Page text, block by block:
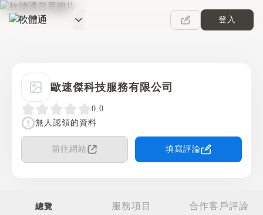
軟體通
登入
歐速傑科技服務有限公司
0.0
無人認領的資料
前往網站 填寫評論
總覽 服務項目 合作客戶評論